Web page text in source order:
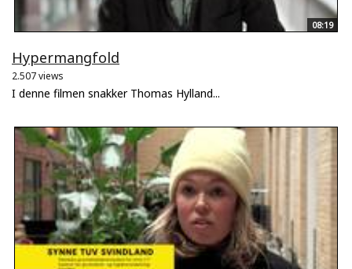
08:19
Hypermangfold
2.507 views
I denne filmen snakker Thomas Hylland...